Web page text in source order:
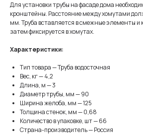
Для установки трубы на фасаде дома
кронштейны. Расстояние между хомутами
мм. Труба вставляется в смежные элементы и
затем фиксируется в хомутах.
Характеристики:
Тип товара — Труба водосточная
Вес, кг — 4,2
Длина, м — 3
Диаметр трубы, мм — 90
Ширина желоба, мм — 125
Толщина стенок, мм — 0,68
Количество в упаковке, шт — 66
Страна-производитель — Россия